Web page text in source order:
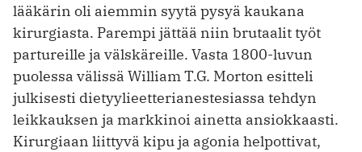
lääkärin oli aiemmin syytä pysyä kaukana
kirurgiasta. Parempi jättää niin brutaalit työt
partureille ja välskäreille. Vasta 1800-luvun
puolessa välissä William T.G. Morton esitteli
julkisesti dietyylieetterianestesiassa tehdyn
leikkauksen ja markkinoi ainetta ansiokkaasti.
Kirurgiaan liittyvä kipu ja agonia helpottivat,